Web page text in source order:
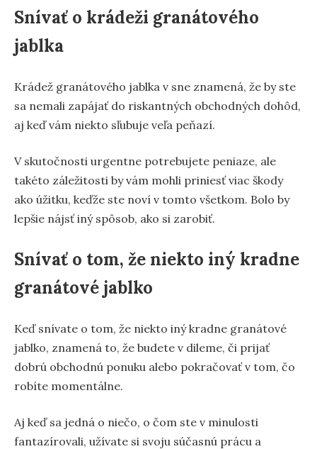
Snívať o krádeži granátového
jablka
Krádež granátového jablka v sne znamená, že by ste
sa nemali zapájať do riskantných obchodných dohôd,
aj keď vám niekto sľubuje veľa peňazí.
V skutočnosti urgentne potrebujete peniaze, ale
takéto záležitosti by vám mohli priniesť viac škody
ako úžitku, keďže ste noví v tomto všetkom. Bolo by
lepšie nájsť iný spôsob, ako si zarobiť.
Snívať o tom, že niekto iný kradne
granátové jablko
Keď snívate o tom, že niekto iný kradne granátové
jablko, znamená to, že budete v dileme, či prijať
dobrú obchodnú ponuku alebo pokračovať v tom, čo
robíte momentálne.
Aj keď sa jedná o niečo, o čom ste v minulosti
fantazírovali, užívate si svoju súčasnú prácu a